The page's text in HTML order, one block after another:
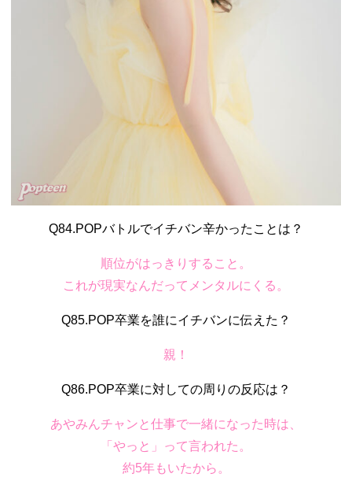
Q84.POPバトルでイチバン辛かったことは？
順位がはっきりすること。
これが現実なんだってメンタルにくる。
Q85.POP卒業を誰にイチバンに伝えた？
親！
Q86.POP卒業に対しての周りの反応は？
あやみんチャンと仕事で一緒になった時は、
「やっと」って言われた。
約5年もいたから。